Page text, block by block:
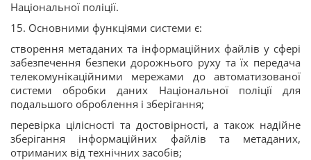
Національної поліції.
15. Основними функціями системи є:
створення метаданих та інформаційних файлів у сфері
забезпечення безпеки дорожнього руху та їх передача
телекомунікаційними мережами до автоматизованої
системи обробки даних Національної поліції для
подальшого оброблення і зберігання;
перевірка цілісності та достовірності, а також надійне
зберігання інформаційних файлів та метаданих,
отриманих від технічних засобів;